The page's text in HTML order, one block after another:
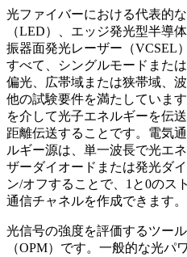
光ファイバーにおける代表的
（LED）、エッジ発光型半導
振器面発光レーザー（VCSEL
すべて、シングルモードまた
偏光、広帯域または狭帯域、
他の試験要件を満たしていま
を介して光子エネルギーを伝
距離伝送することです。電気
ルギー源は、単一波長で光エ
ザーダイオードまたは発光ダ
ン/オフすることで、1と0のス
通信チャネルを作成できます。
光信号の強度を評価するツー
（OPM）です。一般的な光パ